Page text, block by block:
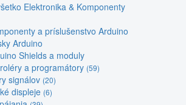
Elektronika & Komponenty
a príslušenstvo Arduino
Arduino
Shields a moduly
a programátory (59)
signálov (20)
displeje (6)